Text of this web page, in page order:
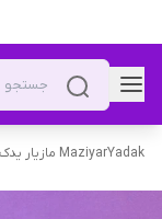
MaziyarYadak مازیار یدک